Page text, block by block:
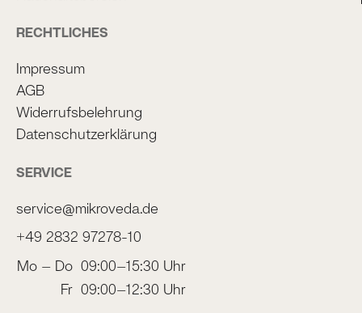
RECHTLICHES
Impressum
AGB
Widerrufsbelehrung
Datenschutzerklärung
SERVICE
service@mikroveda.de
+49 2832 97278-10
Mo – Do 09:00–15:30 Uhr
Fr 09:00–12:30 Uhr